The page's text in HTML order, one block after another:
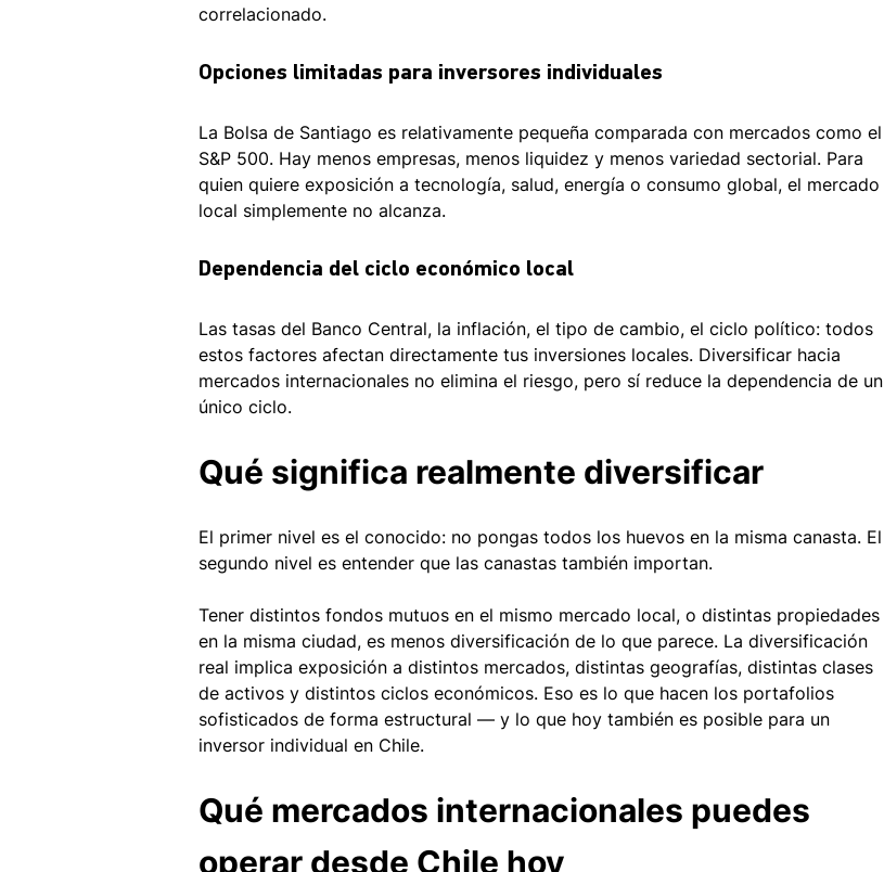
correlacionado.
Opciones limitadas para inversores individuales
La Bolsa de Santiago es relativamente pequeña comparada con mercados como el
S&P 500. Hay menos empresas, menos liquidez y menos variedad sectorial. Para
quien quiere exposición a tecnología, salud, energía o consumo global, el mercado
local simplemente no alcanza.
Dependencia del ciclo económico local
Las tasas del Banco Central, la inflación, el tipo de cambio, el ciclo político: todos
estos factores afectan directamente tus inversiones locales. Diversificar hacia
mercados internacionales no elimina el riesgo, pero sí reduce la dependencia de un
único ciclo.
Qué significa realmente diversificar
El primer nivel es el conocido: no pongas todos los huevos en la misma canasta. El
segundo nivel es entender que las canastas también importan.
Tener distintos fondos mutuos en el mismo mercado local, o distintas propiedades
en la misma ciudad, es menos diversificación de lo que parece. La diversificación
real implica exposición a distintos mercados, distintas geografías, distintas clases
de activos y distintos ciclos económicos. Eso es lo que hacen los portafolios
sofisticados de forma estructural — y lo que hoy también es posible para un
inversor individual en Chile.
Qué mercados internacionales puedes
operar desde Chile hoy